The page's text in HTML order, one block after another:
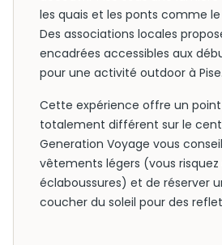
les quais et les ponts comme le
Des associations locales
encadrées accessibles aux
pour une activité outdoor à Pise.
Cette expérience offre un
totalement différent sur le
Generation Voyage vous
vêtements légers (vous risquez
éclaboussures) et de réserver
coucher du soleil pour des